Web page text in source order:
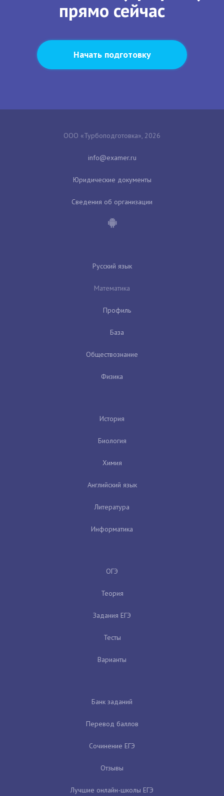
прямо сейчас
Начать подготовку
ООО «Турбоподготовка», 2026
Юридические документы
Сведения об организации
Русский язык
Математика
Профиль
База
Обществознание
Физика
История
Биология
Химия
Английский язык
Литература
Информатика
ОГЭ
Теория
Задания ЕГЭ
Тесты
Варианты
Банк заданий
Перевод баллов
Сочинение ЕГЭ
Отзывы
Лучшие онлайн-школы ЕГЭ